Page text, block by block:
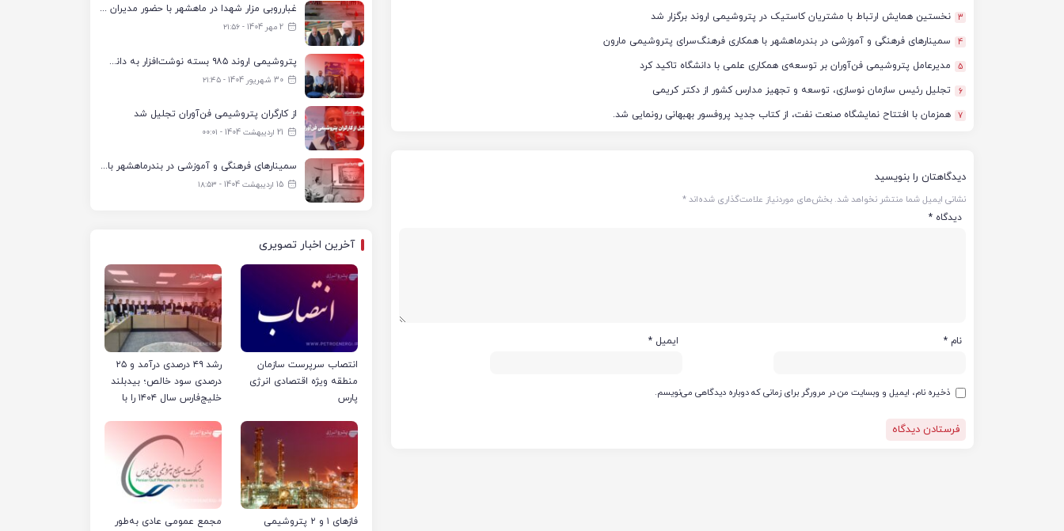
3 نخستین همایش ارتباط با مشتریان کاستیک در پتروشیمی اروند برگزار شد
4 سمینارهای فرهنگی و آموزشی در بندرماهشهر با همکاری فرهنگ‌سرای پتروشیمی مارون
5 مدیرعامل پتروشیمی فن‌آوران بر توسعه‌ی همکاری علمی با دانشگاه تاکید کرد
6 تجلیل رئیس سازمان نوسازی، توسعه و تجهیز مدارس کشور از دکتر کریمی
7 همزمان با افتتاح نمایشگاه صنعت نفت، از کتاب جدید پروفسور بهبهانی رونمایی شد.
دیدگاهتان را بنویسید
نشانی ایمیل شما منتشر نخواهد شد. بخش‌های موردنیاز علامت‌گذاری شده‌اند*
دیدگاه *
نام * ایمیل *
ذخیره نام، ایمیل و وبسایت من در مرورگر برای زمانی که دوباره دیدگاهی می‌نویسم.
غبارروبی مزار شهدا در ماهشهر با حضور مدیران پتروشیمی اروند و مسئولان شهری
2 مهر 1404 - ۲۱:۵۶
پتروشیمی اروند ۹۸۵ بسته نوشت‌افزار به دانش‌آموزان تحت پوشش کمیته امداد بندرماهشهر اهدا کرد
30 شهریور 1404 - ۲۱:۴۵
از کارگران پتروشیمی فن‌آوران تجلیل شد
21 اردیبهشت 1404 - ۰۰:۰۱
سمینارهای فرهنگی و آموزشی در بندرماهشهر با همکاری فرهنگ‌سرای پتروشیمی مارون
15 اردیبهشت 1404 - ۱۸:۵۳
آخرین اخبار تصویری
انتصاب سرپرست سازمان
منطقه ویژه اقتصادی انرژی
پارس
رشد ۴۹ درصدی درآمد و ۲۵
درصدی سود خالص؛ بیدبلند
خلیج‌فارس سال ۱۴۰۴ را با
رساند
فازهای ۱ و ۲ پتروشیمی
مجمع عمومی عادی به‌طور